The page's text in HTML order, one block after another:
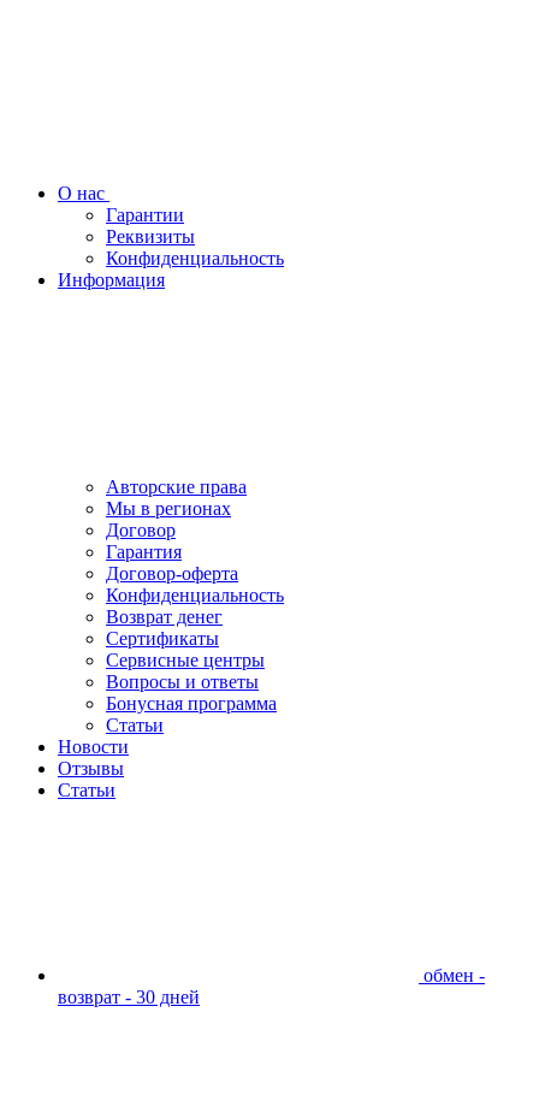
О нас
Гарантии
Реквизиты
Конфиденциальность
Информация
Авторские права
Мы в регионах
Договор
Гарантия
Договор-оферта
Конфиденциальность
Возврат денег
Сертификаты
Сервисные центры
Вопросы и ответы
Бонусная программа
Статьи
Новости
Отзывы
Статьи
обмен -
возврат - 30 дней